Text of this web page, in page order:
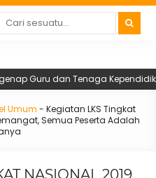
Guru dan Tenaga
Umum - Kegiatan LKS Tingkat
Semua Peserta Adalah
NASIONAL 2019